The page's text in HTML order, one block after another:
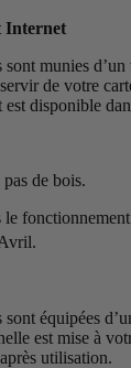
Internet
munies
de votre
disponible
de bois.
le
sont équipées
est mise à
utilisation.